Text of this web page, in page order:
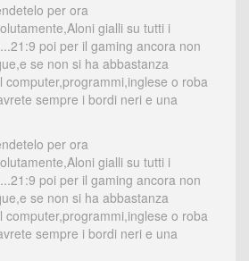
per ora
gialli su tutti i
poi per il gaming ancora non
se non si ha abbastanza
computer,programmi,inglese o roba
sempre i bordi neri e una
per ora
gialli su tutti i
poi per il gaming ancora non
se non si ha abbastanza
computer,programmi,inglese o roba
sempre i bordi neri e una